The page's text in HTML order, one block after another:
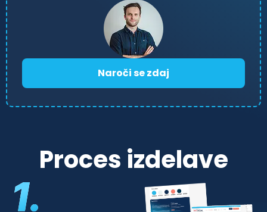
Naroči se zdaj
Proces izdelave